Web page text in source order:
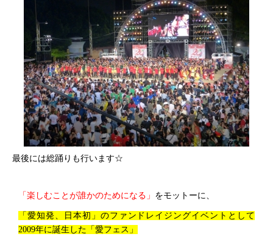
最後には総踊りも行います☆
「楽しむことが誰かのためになる」 をモットーに、
「愛知発、日本初」のファンドレイジングイベントとして
2009年に誕生した「愛フェス」